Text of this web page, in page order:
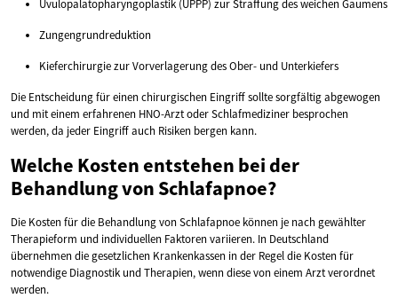
Uvulopalatopharyngoplastik (UPPP) zur Straffung des weichen Gaumens
Zungengrundreduktion
Kieferchirurgie zur Vorverlagerung des Ober- und Unterkiefers
Die Entscheidung für einen chirurgischen Eingriff sollte sorgfältig abgewogen
und mit einem erfahrenen HNO-Arzt oder Schlafmediziner besprochen
werden, da jeder Eingriff auch Risiken bergen kann.
Welche Kosten entstehen bei der
Behandlung von Schlafapnoe?
Die Kosten für die Behandlung von Schlafapnoe können je nach gewählter
Therapieform und individuellen Faktoren variieren. In Deutschland
übernehmen die gesetzlichen Krankenkassen in der Regel die Kosten für
notwendige Diagnostik und Therapien, wenn diese von einem Arzt verordnet
werden.